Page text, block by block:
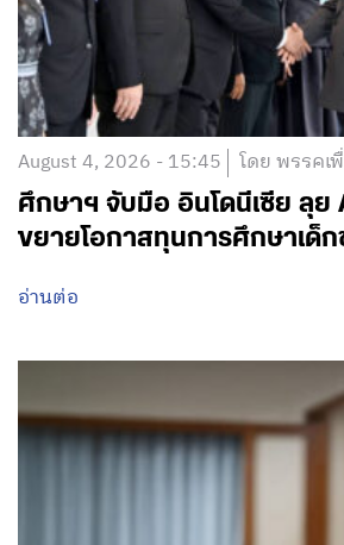
August 4, 2026 - 15:45 โดย พรรคเ
ศึกษาฯ จับมือ อินโดนีเซีย ลุย
ขยายโอกาสทุนการศึกษาเด็ก
อ่านต่อ